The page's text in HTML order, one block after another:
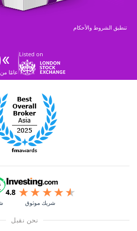
تنطبق الشروط والأحكام
Listed on
عامًا
شريك موثوق
نحن نقبل